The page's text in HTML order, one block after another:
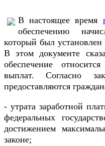
В настоящее время
обеспечению
который был
В этом документе
обеспечение
выплат. Согласно
предоставляются
- утрата заработной
федеральных
достижением
законе;